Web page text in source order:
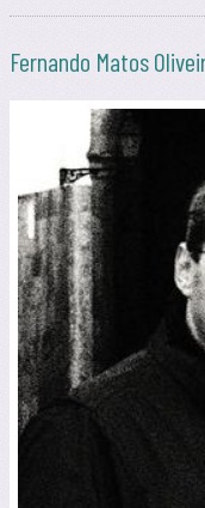
Fernando Matos